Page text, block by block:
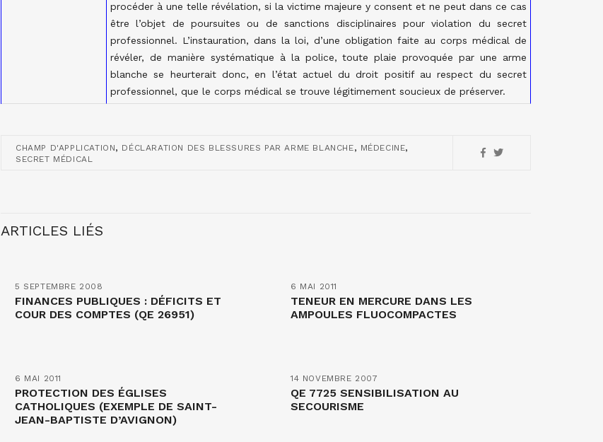
procéder à une telle révélation, si la victime majeure y consent et ne peut dans ce cas
être l’objet de poursuites ou de sanctions disciplinaires pour violation du secret
professionnel. L’instauration, dans la loi, d’une obligation faite au corps médical de
révéler, de manière systématique à la police, toute plaie provoquée par une arme
blanche se heurterait donc, en l’état actuel du droit positif au respect du secret
professionnel, que le corps médical se trouve légitimement soucieux de préserver.
CHAMP D'APPLICATION, DÉCLARATION DES BLESSURES PAR ARME BLANCHE, MÉDECINE,
SECRET MÉDICAL
ARTICLES LIÉS
5 SEPTEMBRE 2008
FINANCES PUBLIQUES : DÉFICITS ET
COUR DES COMPTES (QE 26951)
6 MAI 2011
TENEUR EN MERCURE DANS LES
AMPOULES FLUOCOMPACTES
6 MAI 2011
PROTECTION DES ÉGLISES
CATHOLIQUES (EXEMPLE DE SAINT-
JEAN-BAPTISTE D’AVIGNON)
14 NOVEMBRE 2007
QE 7725 SENSIBILISATION AU
SECOURISME